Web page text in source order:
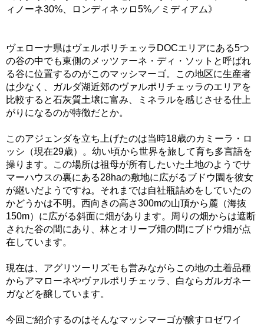
ィノーネ30%、ロンディネッロ5%／ミディアム》
ヴェローナ県はヴェルポリチェッラDOCエリアにある5つ
の谷の中でも東側のメッツァーネ・ディ・ソットと呼ばれ
る谷に位置するのがこのマッシマーゴ。この地区に生産者
は少なく、ガルダ湖近郊のヴァルポリチェッラのエリアを
比較すると石灰質土壌に富み、ミネラルを感じさせる仕上
がりになるのが特徴だとか。
このアジェンダを立ち上げたのは当時18歳のカミーラ・ロ
ッシ（現在29歳）。幼い頃から世界を旅して育ち多言語を
操ります。この場所は祖母が所有したいた土地のようでサ
マーハウスの裏にある28haの敷地に広がるブドウ園を彼女
が継いだようですね。それまでは自社瓶詰めをしていたの
かどうかは不明。西向きの高さ300mの山頂から麓（海抜
150m）に広がる斜面に畑があります。周りの畑からは遮断
された谷の間にあり、林とオリーブ畑の間にブドウ畑が点
在しています。
現在は、アグリツーリズモも営みながらこの地の土着品種
からアマローネやヴァルポリチェッラ、白ならガルガネー
ガなどを醸しています。
今回ご紹介するのはそんなマッシマーゴが醸すロゼワイ